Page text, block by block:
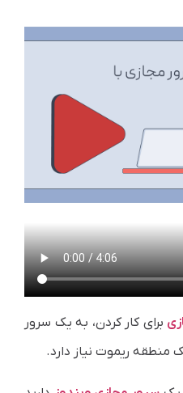
برای کار کردن، به یک سرور
منطقه ریموت نیاز دارد.